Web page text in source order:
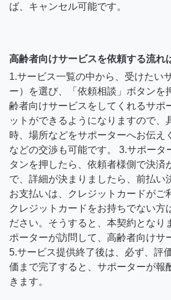
ば、キャンセル可能です。
高齢者向けサービスを依頼する流れ
1.サービス一覧の中から、受けたい
ー）を選び、「依頼相談」ボタンを
齢者向けサービスをしてくれるサポ
ットができるようになりますので、
時、場所などをサポーターへお伝え
などの交渉も可能です。 3.サポータ
タンを押したら、依頼者様側で決済
で、詳細が決まりましたら、前払い
お支払いは、クレジットカードがご
クレジットカードをお持ちでない方
ださい。そうすると、本契約となり
ポーターが訪問して、高齢者向けサ
5.サービス提供終了後は、必ず、評
価まで完了すると、サポーターが報
きます。